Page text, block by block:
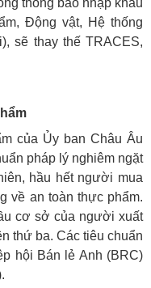
thông báo nhập khẩu
Động vật, Hệ thống
sẽ thay thế TRACES,
của Ủy ban Châu Âu
pháp lý nghiêm ngặt
hầu hết người mua
về an toàn thực phẩm.
cơ sở của người xuất
thứ ba. Các tiêu chuẩn
hội Bán lẻ Anh (BRC)